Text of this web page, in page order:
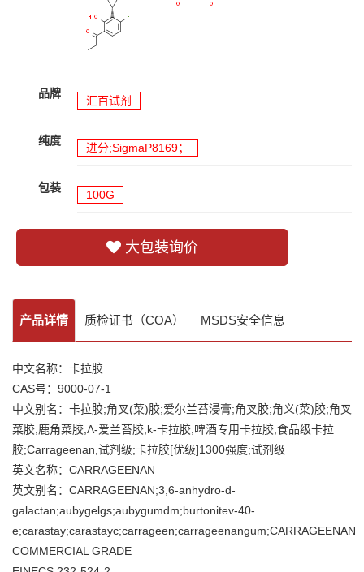
品牌
汇百试剂
纯度
进分;SigmaP8169；
包装
100G
大包装询价
产品详情 质检证书（COA） MSDS安全信息
中文名称：卡拉胶
CAS号：9000-07-1
中文别名：卡拉胶;角叉(菜)胶;爱尔兰苔浸膏;角叉胶;角义(菜)胶;角叉
菜胶;鹿角菜胶;Λ-爱兰苔胶;k-卡拉胶;啤酒专用卡拉胶;食品级卡拉
胶;Carrageenan,试剂级;卡拉胶[优级]1300强度;试剂级
英文名称：CARRAGEENAN
英文别名：CARRAGEENAN;3,6-anhydro-d-
galactan;aubygelgs;aubygumdm;burtonitev-40-
e;carastay;carastayc;carrageen;carrageenangum;CARRAGEENAN
COMMERCIAL GRADE